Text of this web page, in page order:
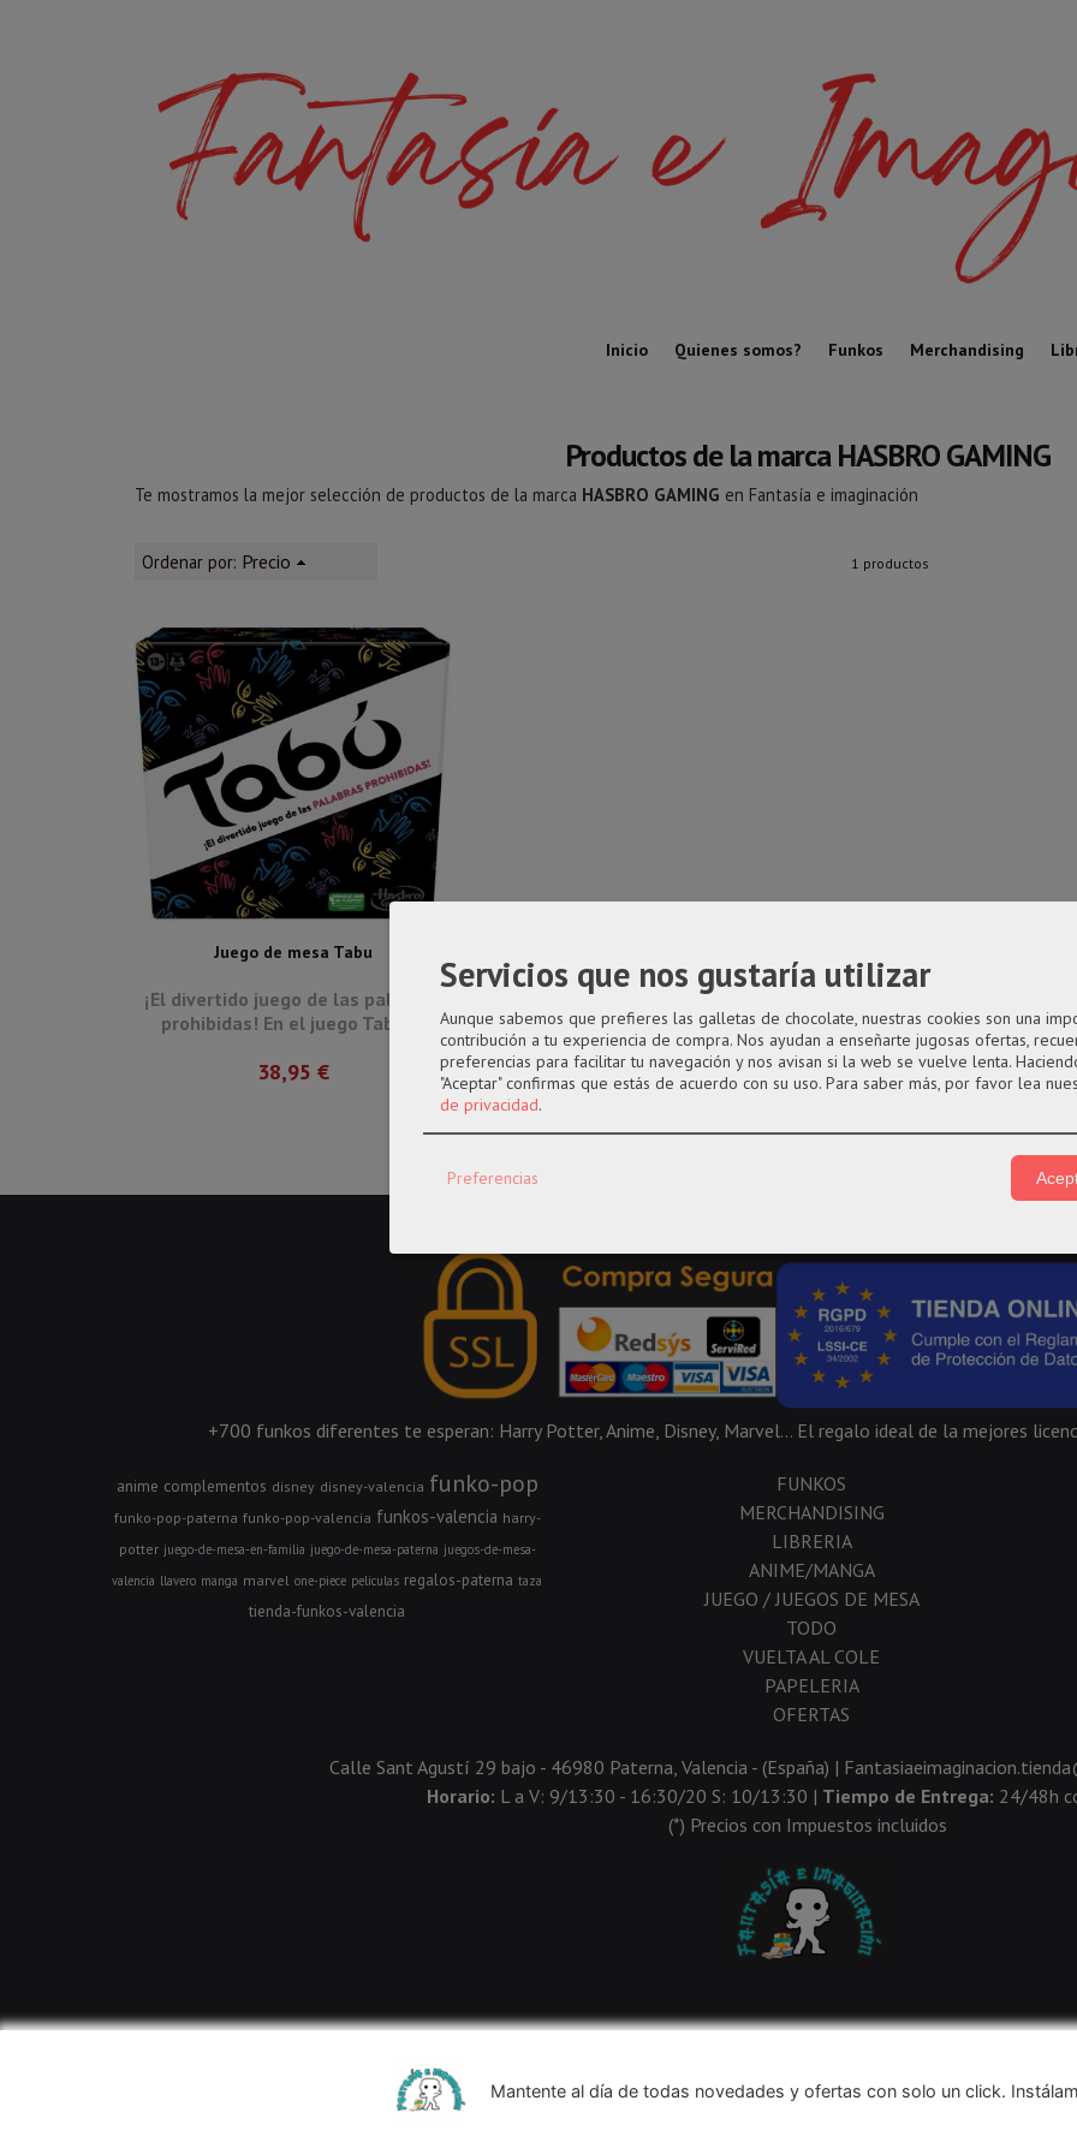
Inicio Quienes somos? Funkos Merchandising
Productos de la marca HASBRO GAMING
Te mostramos la mejor selección de productos de la marca HASBRO GAMING en Fantasía e imaginación
Ordenar por: Precio 1 productos
Juego de mesa Tabu
¡El divertido juego de las palabras
prohibidas! En el juego Tabú,...
38,95 €
+700 funkos diferentes te esperan: Harry Potter, Anime, Disney, Marvel... El regalo ideal de la mejores
anime complementos disney disney-valencia funko-pop
funko-pop-paterna funko-pop-valencia funkos-valencia harry-
potter juego-de-mesa-en-familia juego-de-mesa-paterna juegos-de-mesa-
valencia llavero manga marvel one-piece peliculas regalos-paterna taza
tienda-funkos-valencia
FUNKOS
MERCHANDISING
LIBRERIA
ANIME/MANGA
JUEGO / JUEGOS DE MESA
TODO
VUELTA AL COLE
PAPELERIA
OFERTAS
Calle Sant Agustí 29 bajo - 46980 Paterna, Valencia - (España) |
Horario: L a V: 9/13:30 - 16:30/20 S: 10/13:30 | Tiempo de Entrega: 24/48h
(*) Precios con Impuestos incluidos
Métodos de pago aceptados
Mantente al día de todas novedades y ofertas con solo un click.
Servicios que nos gustaría utilizar
Aunque sabemos que prefieres las galletas de chocolate, nuestras cookies son una
contribución a tu experiencia de compra. Nos ayudan a enseñarte jugosas ofertas,
preferencias para facilitar tu navegación y nos avisan si la web se vuelve lenta.
"Aceptar" confirmas que estás de acuerdo con su uso. Para saber más, por favor lea
de privacidad.
Preferencias